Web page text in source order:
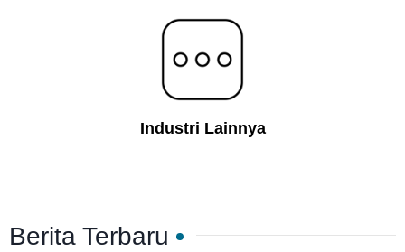
Industri Lainnya
Berita Terbaru